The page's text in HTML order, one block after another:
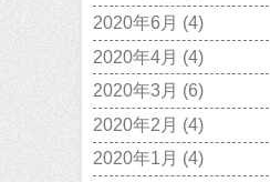
2020年6月 (4)
2020年4月 (4)
2020年3月 (6)
2020年2月 (4)
2020年1月 (4)